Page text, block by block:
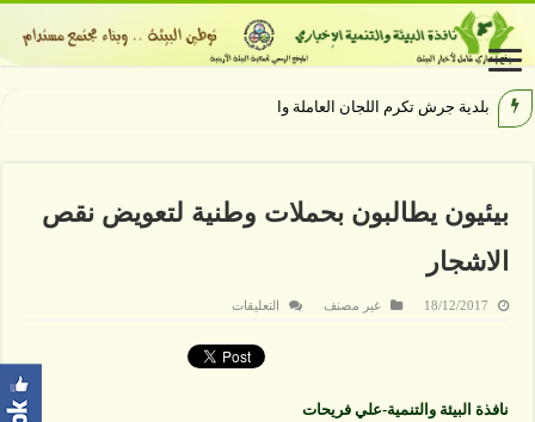
بلدية جرش تكرم اللجان العاملة والمشاركة
بيئيون يطالبون بحملات وطنية لتعويض نقص
الاشجار
18/12/2017 غير مصنف التعليقات
بحملات
وطنية
نافذة البيئة والتنمية-علي فريحات